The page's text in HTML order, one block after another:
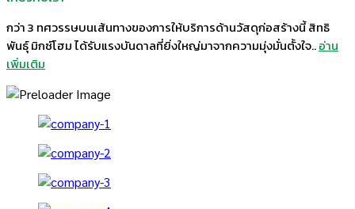
กว่า 3 ทศวรรษบนเส้นทางของการให้บริการด้านวัสดุก่อสร้างนี้ สิทธิ
พันธุ์ มิกซ์โฮม ได้รับแรงบันดาลที่ยิ่งใหญ่มาจากความมุ่งมั่นตั้งใจ..อ่าน
เพิ่มเติม